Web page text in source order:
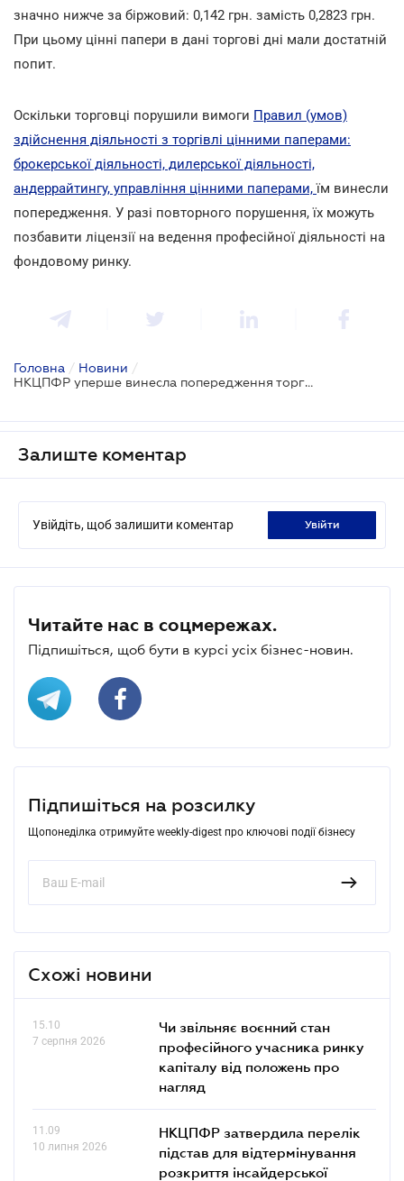
значно нижче за біржовий: 0,142 грн. замість 0,2823 грн.
При цьому цінні папери в дані торгові дні мали достатній
попит.
Оскільки торговці порушили вимоги Правил (умов)
здійснення діяльності з торгівлі цінними паперами:
брокерської діяльності, дилерської діяльності,
андеррайтингу, управління цінними паперами,їм винесли
попередження. У разі повторного порушення, їх можуть
позбавити ліцензії на ведення професійної діяльності на
фондовому ринку.
Головна / Новини /
НКЦПФР уперше винесла попередження торговцям цінних паперів
Залиште коментар
Увійдіть, щоб залишити коментар увійти
Читайте нас в соцмережах.
Підпишіться, щоб бути в курсі усіх бізнес-новин.
Підпишіться на розсилку
Щопонеділка отримуйте weekly-digest про ключові події бізнесу
Схожі новини
15.10
7 серпня 2026
Чи звільняє воєнний стан
професійного учасника ринку
капіталу від положень про
нагляд
11.09
10 липня 2026
НКЦПФР затвердила перелік
підстав для відтермінування
розкриття інсайдерської